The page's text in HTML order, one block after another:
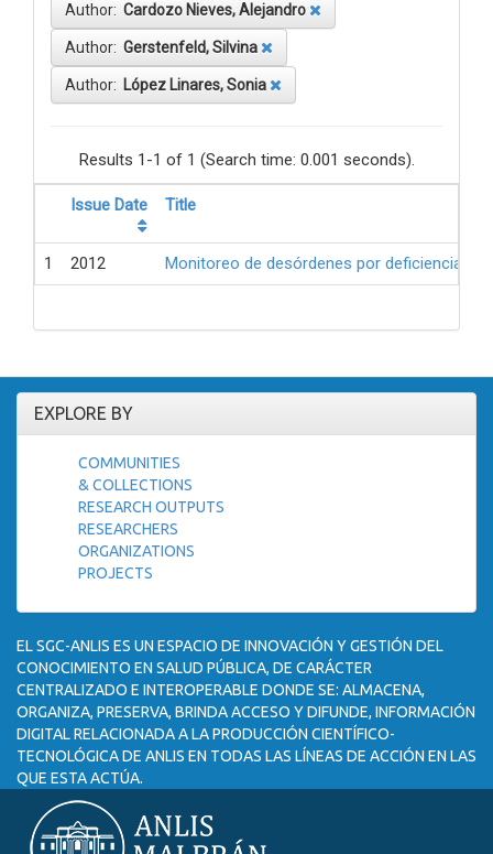
Author: Cardozo Nieves, Alejandro
Author: Gerstenfeld, Silvina
Author: López Linares, Sonia
Results 1-1 of 1 (Search time: 0.001 seconds).
Issue Date Title
1 2012 Monitoreo de desórdenes por deficiencia
EXPLORE BY
COMMUNITIES
& COLLECTIONS
RESEARCH OUTPUTS
RESEARCHERS
ORGANIZATIONS
PROJECTS
EL SGC-ANLIS ES UN ESPACIO DE INNOVACIÓN Y GESTIÓN DEL
CONOCIMIENTO EN SALUD PÚBLICA, DE CARÁCTER
CENTRALIZADO E INTEROPERABLE DONDE SE: ALMACENA,
ORGANIZA, PRESERVA, BRINDA ACCESO Y DIFUNDE, INFORMACIÓN
DIGITAL RELACIONADA A LA PRODUCCIÓN CIENTÍFICO-
TECNOLÓGICA DE ANLIS EN TODAS LAS LÍNEAS DE ACCIÓN EN LAS
QUE ESTA ACTÚA.